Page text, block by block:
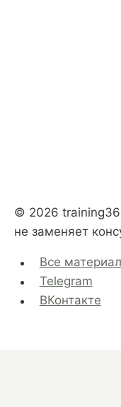
© 2026
не заменяет
Все
Telegram
ВКонтакте